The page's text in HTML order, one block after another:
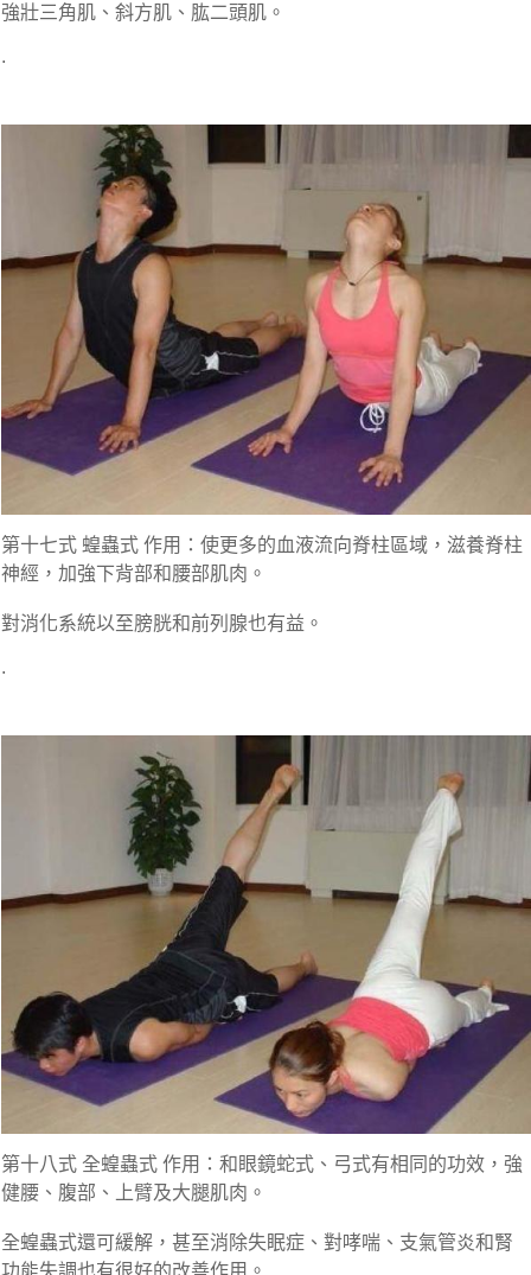
強壯三角肌、斜方肌、肱二頭肌。
.
第十七式 蝗蟲式 作用：使更多的血液流向脊柱區域，滋養脊柱
神經，加強下背部和腰部肌肉。
對消化系統以至膀胱和前列腺也有益。
.
第十八式 全蝗蟲式 作用：和眼鏡蛇式、弓式有相同的功效，強
健腰、腹部、上臂及大腿肌肉。
全蝗蟲式還可緩解，甚至消除失眠症、對哮喘、支氣管炎和腎